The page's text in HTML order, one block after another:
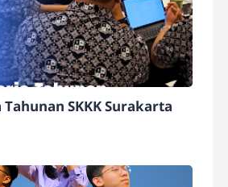
SKKK Surakarta